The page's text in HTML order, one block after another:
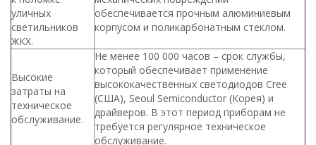
уличных
светильников
ЖКХ.
обеспечивается прочным алюминиевым
корпусом и поликарбонатным стеклом.
Высокие
затраты на
техническое
обслуживание.
Не менее 100 000 часов – срок службы,
который обеспечивает применение
высококачественных светодиодов Cree
(США), Seoul Semiconductor (Корея) и
драйверов. В этот период приборам не
требуется регулярное техническое
обслуживание.